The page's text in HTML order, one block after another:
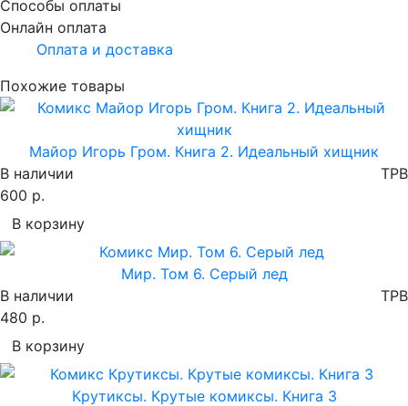
Способы оплаты
Онлайн оплата
Оплата и доставка
Похожие товары
Майор Игорь Гром. Книга 2. Идеальный хищник
В наличии
TPB
600 р.
В корзину
Мир. Том 6. Серый лед
В наличии
TPB
480 р.
В корзину
Крутиксы. Крутые комиксы. Книга 3